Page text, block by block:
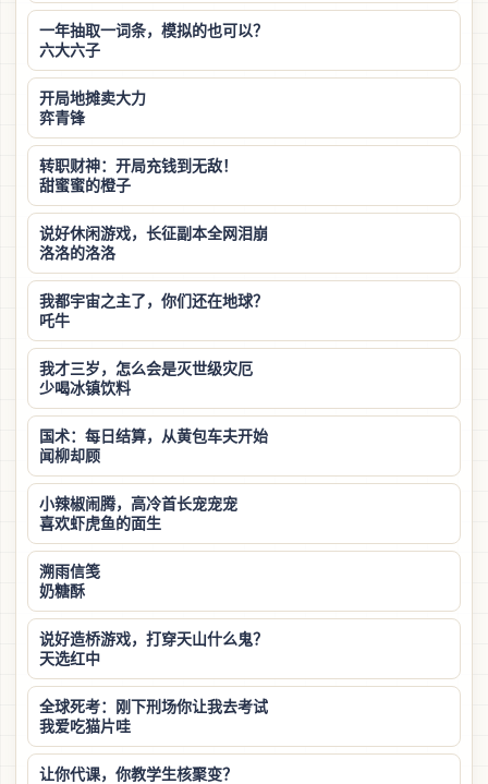
一年抽取一词条，模拟的也可以？
六大六子
开局地摊卖大力
弈青锋
转职财神：开局充钱到无敌！
甜蜜蜜的橙子
说好休闲游戏，长征副本全网泪崩
洛洛的洛洛
我都宇宙之主了，你们还在地球？
吒牛
我才三岁，怎么会是灭世级灾厄
少喝冰镇饮料
国术：每日结算，从黄包车夫开始
闻柳却顾
小辣椒闹腾，高冷首长宠宠宠
喜欢虾虎鱼的面生
溯雨信笺
奶糖酥
说好造桥游戏，打穿天山什么鬼？
天选红中
全球死考：刚下刑场你让我去考试
我爱吃猫片哇
让你代课，你教学生核聚变？